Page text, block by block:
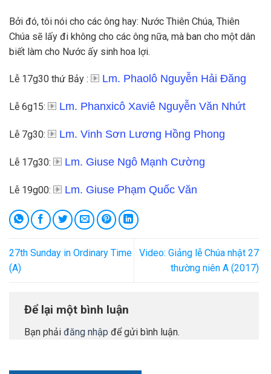
Bởi đó, tôi nói cho các ông hay: Nước Thiên Chúa, Thiên
Chúa sẽ lấy đi không cho các ông nữa, mà ban cho một dân
biết làm cho Nước ấy sinh hoa lợi.
Lễ 17g30 thứ Bảy : Lm. Phaolô Nguyễn Hải Đăng
Lễ 6g15: Lm. Phanxicô Xaviê Nguyễn Văn Nhứt
Lễ 7g30: Lm. Vinh Sơn Lương Hồng Phong
Lễ 17g30: Lm. Giuse Ngô Mạnh Cường
Lễ 19g00: Lm. Giuse Phạm Quốc Văn
27th Sunday in Ordinary Time
(A)
Video: Giảng lễ Chúa nhật 27
thường niên A (2017)
Để lại một bình luận
Bạn phải đăng nhập để gửi bình luận.